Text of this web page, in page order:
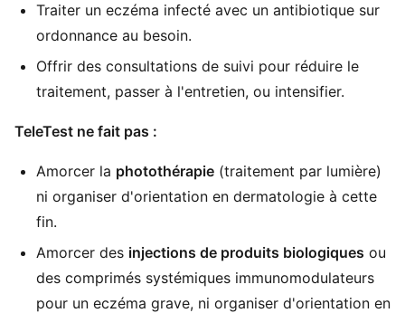
Traiter un eczéma infecté avec un antibiotique sur
ordonnance au besoin.
Offrir des consultations de suivi pour réduire le
traitement, passer à l'entretien, ou intensifier.
TeleTest ne fait pas :
Amorcer la photothérapie (traitement par lumière)
ni organiser d'orientation en dermatologie à cette
fin.
Amorcer des injections de produits biologiques ou
des comprimés systémiques immunomodulateurs
pour un eczéma grave, ni organiser d'orientation en